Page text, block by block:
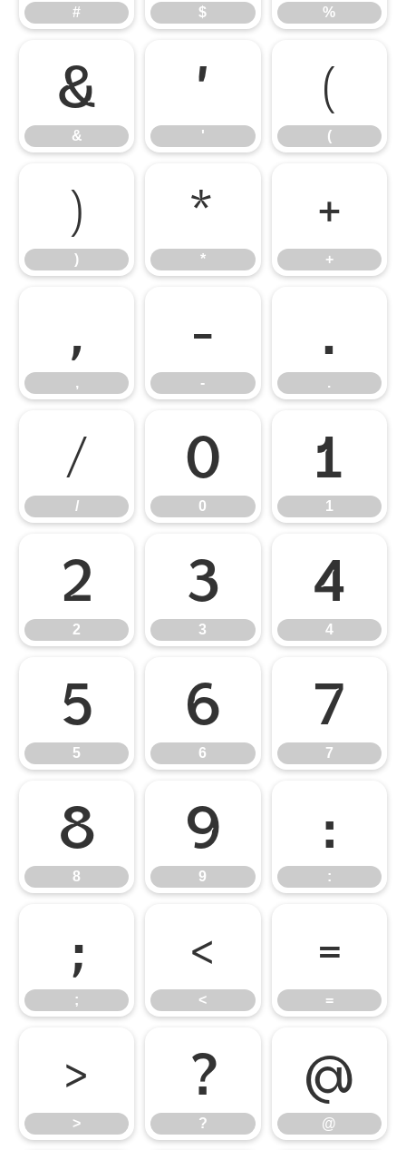
# $ %
&
&
'
'
(
(
)
)
*
*
+
+
,
,
-
-
.
.
/
/
0
0
1
1
2
2
3
3
4
4
5
5
6
6
7
7
8
8
9
9
:
:
;
;
<
<
=
=
>
>
?
?
@
@